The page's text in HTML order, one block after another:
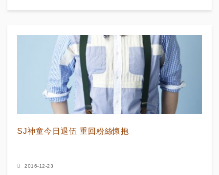
SJ神童今日退伍 重回粉絲懷抱
2016-12-23